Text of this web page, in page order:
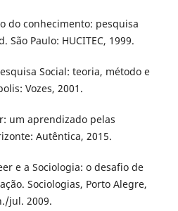
do conhecimento: pesquisa
Paulo: HUCITEC, 1999.
Social: teoria, método e
Vozes, 2001.
um aprendizado pelas
Autêntica, 2015.
e a Sociologia: o desafio de
Sociologias, Porto Alegre,
jul. 2009.